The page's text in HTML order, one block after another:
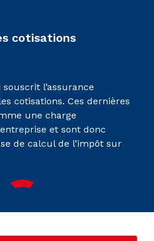
cotisations
souscrit l’assurance
cotisations. Ces dernières
une charge
et sont donc
de calcul de l’impôt sur